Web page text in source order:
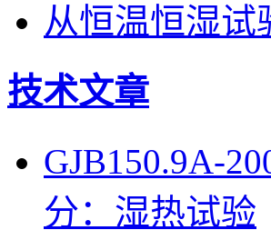
从恒温恒湿试
技术文章
GJB150.9A-
分：湿热试验